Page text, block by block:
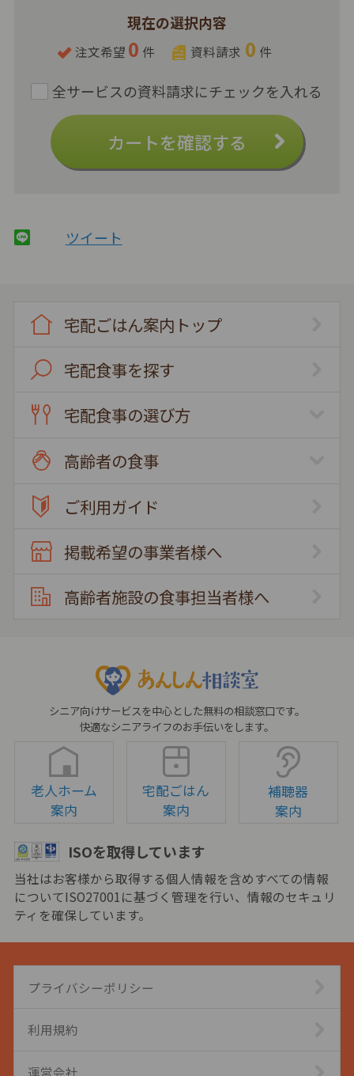
現在の選択内容
注文希望 0 件 資料請求 0 件
カートを確認する
ツイート
宅配ごはん案内トップ
宅配食事を探す
宅配食事の選び方
高齢者の食事
ご利用ガイド
掲載希望の事業者様へ
高齢者施設の食事担当者様へ
シニア向けサービスを中心とした無料の相談窓口です。
快適なシニアライフのお手伝いをします。
老人ホーム
案内
宅配ごはん
案内
補聴器
案内
ISOを取得しています
当社はお客様から取得する個人情報を含めすべての情報
についてISO27001に基づく管理を行い、情報のセキュリ
ティを確保しています。
プライバシーポリシー
利用規約
運営会社